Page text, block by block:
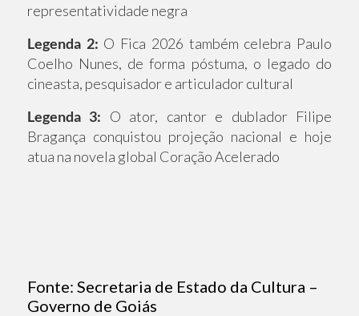
representatividade negra
Legenda 2: O Fica 2026 também celebra Paulo
Coelho Nunes, de forma póstuma, o legado do
cineasta, pesquisador e articulador cultural
Legenda 3: O ator, cantor e dublador Filipe
Bragança conquistou projeção nacional e hoje
atua na novela global Coração Acelerado
Fonte: Secretaria de Estado da Cultura –
Governo de Goiás